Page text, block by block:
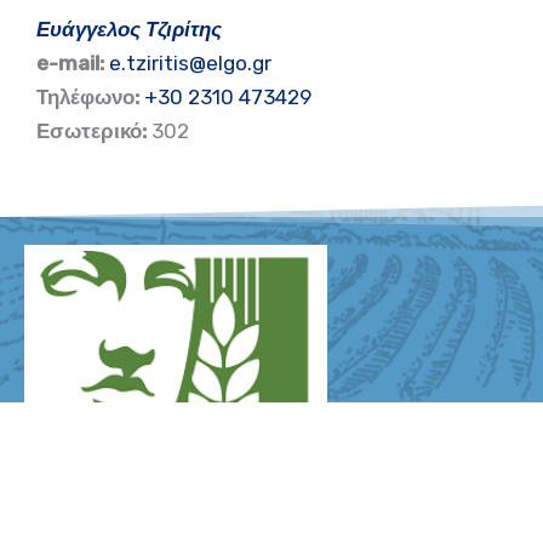
Ευάγγελος Τζιρίτης
e-mail: e.tziritis@elgo.gr
Τηλέφωνο: +30 2310 473429
Εσωτερικό: 302